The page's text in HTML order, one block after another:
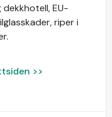
EU-
riper i
>>